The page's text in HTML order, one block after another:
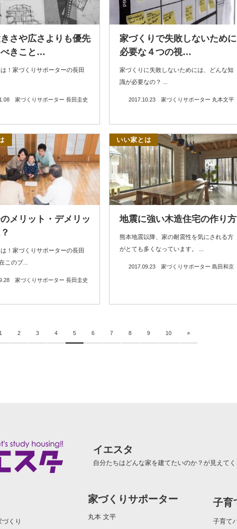
さや広さよりも優先
べきこと…
！家づくりサポーターの長田
家づくりサポーター 長田圭史
家づくりで失敗しないために
必要な４つの視…
家づくりに失敗しないためには、どんな知
識が必要なの？ ...
2017.10.23 家づくりサポーター 丸本文平
メリット・デメリッ
！家づくりサポーターの長田
このブ...
家づくりサポーター 長田圭史
いい家とは
地震に強い木造住宅の作り方
熊本地震以降、家の耐震性を気にされる方
がとても多くなっています。 ...
2017.09.23 家づくりサポーター 島田和京
1 2 3 4 5 6 7 8 9 10 »
イエスタ
自分たちはどんな家を建てたいのか？が見えて
くり
家づくりサポーター
丸本 文平
子育
子育て